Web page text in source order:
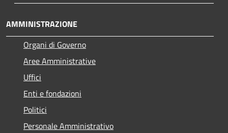
AMMINISTRAZIONE
Organi di Governo
Aree Amministrative
Uffici
Enti e fondazioni
Politici
Personale Amministrativo